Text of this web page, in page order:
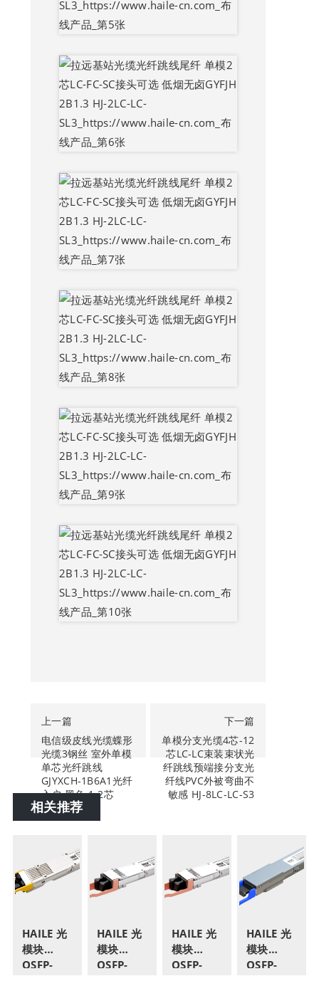
上一篇
电信级皮线光缆蝶形
光缆3钢丝 室外单模
单芯光纤跳线
GJYXCH-1B6A1光纤
入户 黑色 1-2芯
下一篇
单模分支光缆4芯-12
芯LC-LC束装束状光
纤跳线预端接分支光
纤线PVC外被弯曲不
敏感 HJ-8LC-LC-S3
相关推荐
HAILE 光
模块
OSFP-
HAILE 光
模块
OSFP-
HAILE 光
模块
OSFP-
HAILE 光
模块
QSFP-